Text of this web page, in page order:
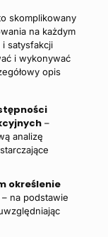
skomplikowany
na każdym
satysfakcji
i wykonywać
opis
–
analizę
określenie
na podstawie